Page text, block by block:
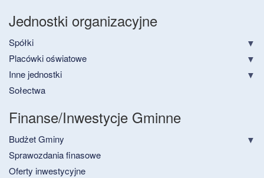
Jednostki organizacyjne
Spółki
Placówki oświatowe
Inne jednostki
Sołectwa
Finanse/Inwestycje Gminne
Budżet Gminy
Sprawozdania finasowe
Oferty inwestycyjne